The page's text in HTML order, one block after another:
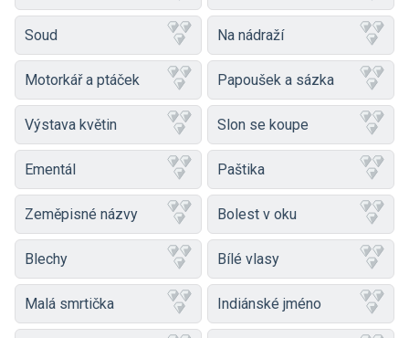
Soud Na nádraží
Motorkář a ptáček Papoušek a sázka
Výstava květin Slon se koupe
Ementál Paštika
Zeměpisné názvy Bolest v oku
Blechy Bílé vlasy
Malá smrtička Indiánské jméno